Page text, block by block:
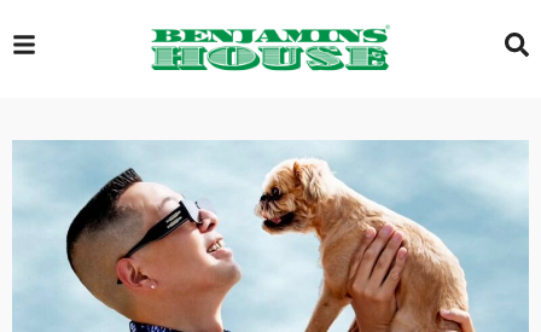
EXCLUSIVE
GLOBAL